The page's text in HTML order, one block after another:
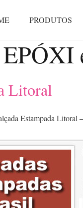
PRODUTOS
Litoral
Estampada Litoral